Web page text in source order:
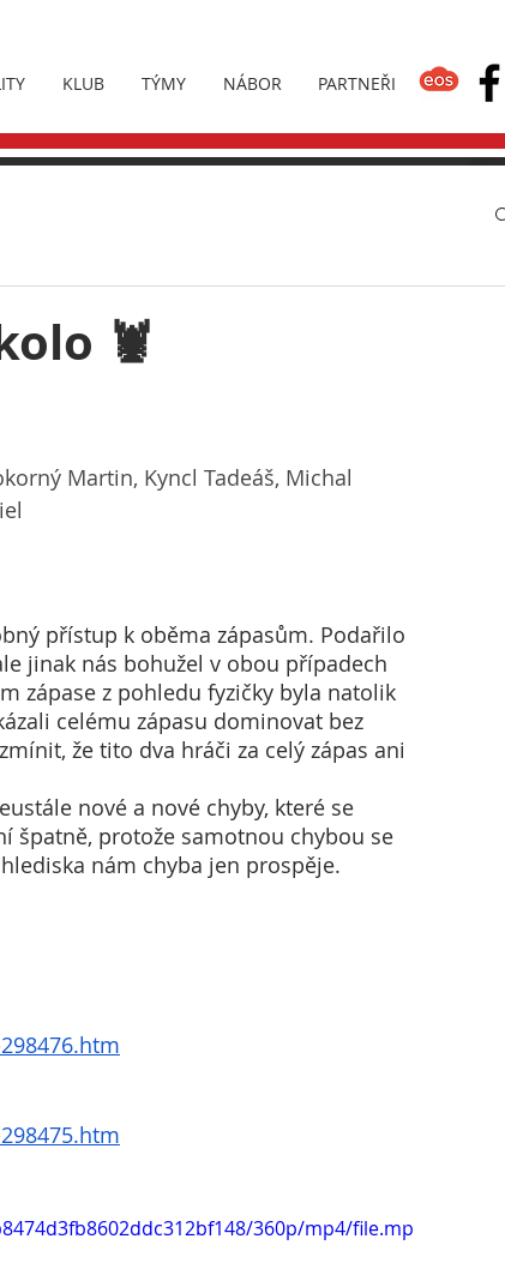
KLUB TÝMY NÁBOR PARTNEŘI
🦞
Martin, Kyncl Tadeáš, Michal
přístup k oběma zápasům. Podařilo
jinak nás bohužel v obou případech
zápase z pohledu fyzičky byla natolik
celému zápasu dominovat bez
že tito dva hráči za celý zápas ani
nové a nové chyby, které se
špatně, protože samotnou chybou se
nám chyba jen prospěje.
360p/mp4/file.mp